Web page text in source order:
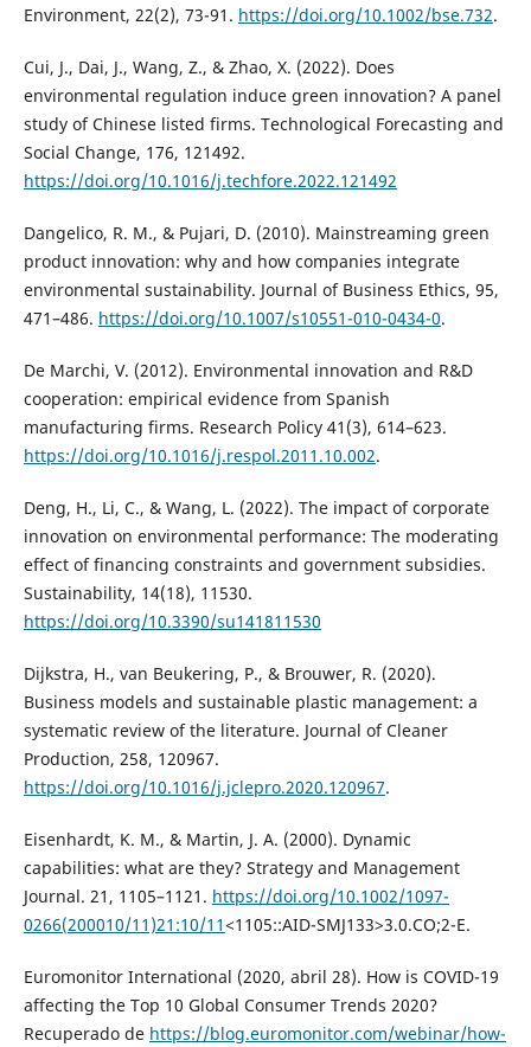
Environment, 22(2), 73-91. https://doi.org/10.1002/bse.732.
Cui, J., Dai, J., Wang, Z., & Zhao, X. (2022). Does
environmental regulation induce green innovation? A panel
study of Chinese listed firms. Technological Forecasting and
Social Change, 176, 121492.
https://doi.org/10.1016/j.techfore.2022.121492
Dangelico, R. M., & Pujari, D. (2010). Mainstreaming green
product innovation: why and how companies integrate
environmental sustainability. Journal of Business Ethics, 95,
471–486. https://doi.org/10.1007/s10551-010-0434-0.
De Marchi, V. (2012). Environmental innovation and R&D
cooperation: empirical evidence from Spanish
manufacturing firms. Research Policy 41(3), 614–623.
https://doi.org/10.1016/j.respol.2011.10.002.
Deng, H., Li, C., & Wang, L. (2022). The impact of corporate
innovation on environmental performance: The moderating
effect of financing constraints and government subsidies.
Sustainability, 14(18), 11530.
https://doi.org/10.3390/su141811530
Dijkstra, H., van Beukering, P., & Brouwer, R. (2020).
Business models and sustainable plastic management: a
systematic review of the literature. Journal of Cleaner
Production, 258, 120967.
https://doi.org/10.1016/j.jclepro.2020.120967.
Eisenhardt, K. M., & Martin, J. A. (2000). Dynamic
capabilities: what are they? Strategy and Management
Journal. 21, 1105–1121. https://doi.org/10.1002/1097-
0266(200010/11)21:10/11<1105::AID-SMJ133>3.0.CO;2-E.
Euromonitor International (2020, abril 28). How is COVID-19
affecting the Top 10 Global Consumer Trends 2020?
Recuperado de https://blog.euromonitor.com/webinar/how-